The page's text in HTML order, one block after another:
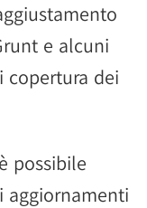
e alcuni
copertura dei
possibile
aggiornamenti